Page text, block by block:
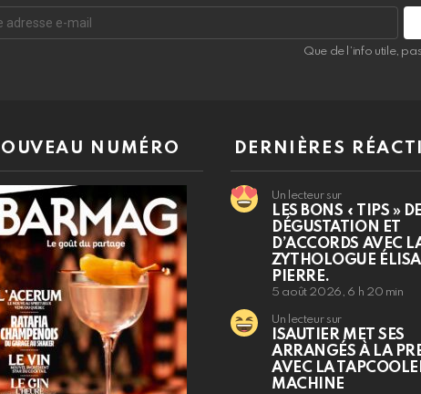
Que de l’info utile,
NUMÉRO DERNIÈRES
Un lecteur sur
LES BONS « TIPS » DE
DÉGUSTATION ET
D’ACCORDS AVEC
ZYTHOLOGUE
PIERRE.
5 août 2026, 6 h 20 min
Un lecteur sur
ISAUTIER MET SES
ARRANGÉS À LA
AVEC LA
MACHINE